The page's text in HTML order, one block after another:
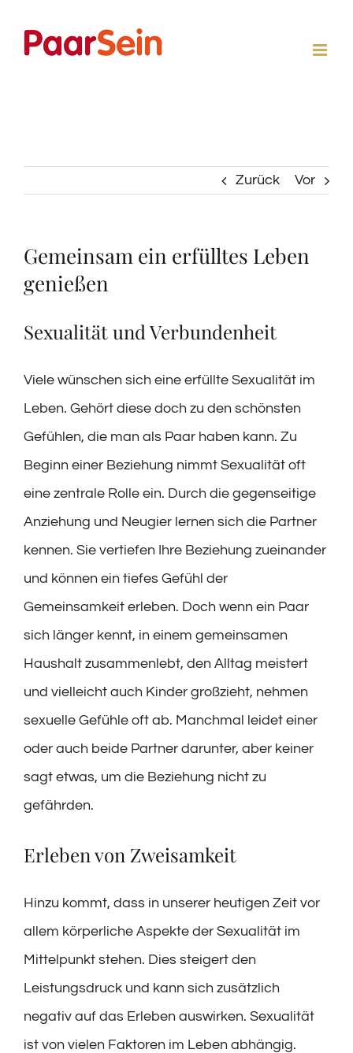
Inhalt
Zurück Vor
Gemeinsam ein erfülltes Leben
genießen
Sexualität und Verbundenheit
Viele wünschen sich eine erfüllte Sexualität im
Leben. Gehört diese doch zu den schönsten
Gefühlen, die man als Paar haben kann. Zu
Beginn einer Beziehung nimmt Sexualität oft
eine zentrale Rolle ein. Durch die gegenseitige
Anziehung und Neugier lernen sich die Partner
kennen. Sie vertiefen Ihre Beziehung zueinander
und können ein tiefes Gefühl der
Gemeinsamkeit erleben. Doch wenn ein Paar
sich länger kennt, in einem gemeinsamen
Haushalt zusammenlebt, den Alltag meistert
und vielleicht auch Kinder großzieht, nehmen
sexuelle Gefühle oft ab. Manchmal leidet einer
oder auch beide Partner darunter, aber keiner
sagt etwas, um die Beziehung nicht zu
gefährden.
Erleben von Zweisamkeit
Hinzu kommt, dass in unserer heutigen Zeit vor
allem körperliche Aspekte der Sexualität im
Mittelpunkt stehen. Dies steigert den
Leistungsdruck und kann sich zusätzlich
negativ auf das Erleben auswirken. Sexualität
ist von vielen Faktoren im Leben abhängig.